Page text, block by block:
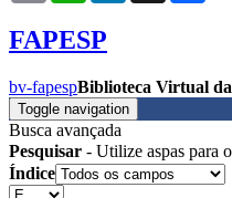
FAPESP
bv-fapespBiblioteca Virtual
Toggle navigation
Busca avançada
Pesquisar - Utilize aspas para
Índice